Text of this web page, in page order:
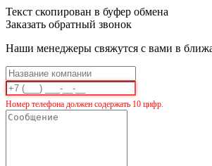
Текст скопирован в буфер обмена
Заказать обратный звонок
Наши менеджеры свяжутся с вами в
Номер телефона должен содержать 10 цифр.